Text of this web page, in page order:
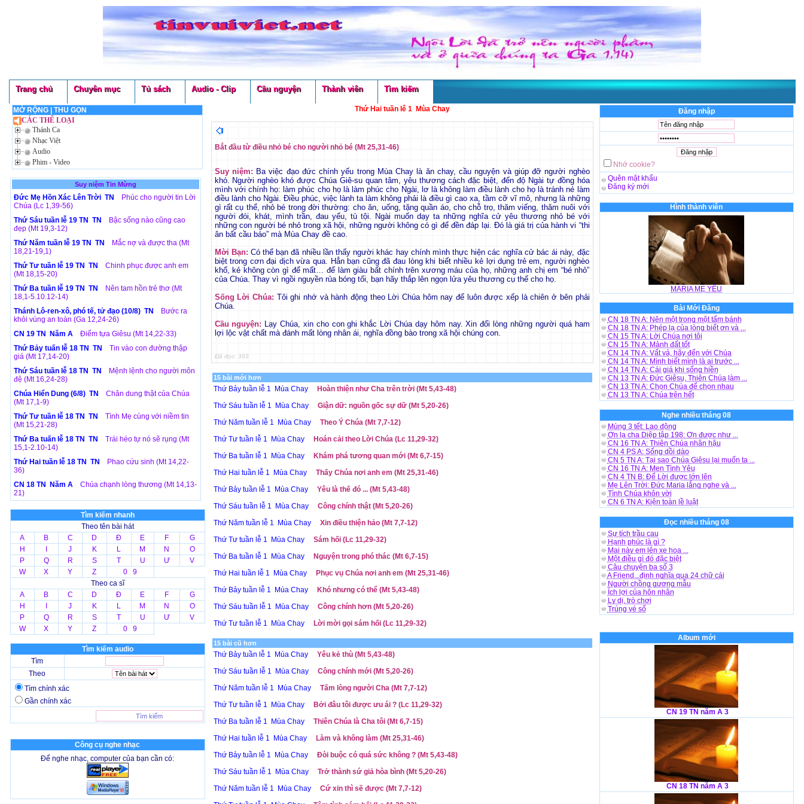
Trang chủ Chuyên mục Tủ sách Audio - Clip Cầu nguyện Thành viên Tìm kiếm
MỞ RỘNG
THU GỌN
CÁC THỂ LOẠI
Thánh Ca
Nhạc Việt
Audio
Phim - Video
Suy niệm Tin Mừng
Đức Mẹ Hồn Xác Lên Trời TN
Phúc cho người tin Lời
Chúa (Lc 1,39-56)
Thứ Sáu tuần lễ 19 TN TN
Bậc sống nào cũng cao
đẹp (Mt 19,3-12)
Thứ Năm tuần lễ 19 TN TN
Mắc nợ và được tha (Mt
18,21-19,1)
Thứ Tư tuần lễ 19 TN TN
Chinh phục được anh em
(Mt 18,15-20)
Thứ Ba tuần lễ 19 TN TN
Nên tam hồn trẻ thơ (Mt
18,1-5.10.12-14)
Thánh Lô-ren-xô, phó tế, tử đạo (10/8) TN
Bước ra
khỏi vùng an toàn (Ga 12,24-26)
CN 19 TN Năm A
Điểm tựa Giêsu (Mt 14,22-33)
Thứ Bảy tuấn lễ 18 TN TN
Tin vào con đường thập
giá (Mt 17,14-20)
Thứ Sáu tuần lễ 18 TN TN
Mệnh lệnh cho người môn
đệ (Mt 16,24-28)
Chúa Hiển Dung (6/8) TN
Chân dung thật của Chúa
(Mt 17,1-9)
Thứ Tư tuần lễ 18 TN TN
Tình Mẹ cùng với niềm tin
(Mt 15,21-28)
Thứ Ba tuấn lễ 18 TN TN
Trái héo tự nó sẽ rụng (Mt
15,1-2.10-14)
Thứ Hai tuần lễ 18 TN TN
Phao cứu sinh (Mt 14,22-
36)
CN 18 TN Năm A
Chúa chạnh lòng thương (Mt 14,13-
21)
Tìm kiếm nhanh
Theo tên bài hát
A
B C D Đ E F
G
H
J K L M N
O
P
Q R S T U Ư
V
W
X Y Z
0 9
Theo ca sĩ
A
B C D Đ E F
G
H
J K L M N
O
P
Q R S T U Ư
V
W
X Y Z 0 9
Tìm kiếm audio
Tìm
Theo
Tìm chính xác
Gần chính xác
Công cụ nghe nhạc
Để nghe nhạc, computer của bạn cần có:
Thứ Hai tuần lễ 1 Mùa Chay
Bắt đầu từ điều nhỏ bé cho người nhỏ bé (Mt 25,31-46)
Suy niệm:Ba việc đạo đức chính yếu trong Mùa Chay là ăn chay, cầu nguyện và giúp đỡ người nghèo
khó. Người nghèo khó được Chúa Giê-su quan tâm, yêu thương cách đặc biệt, đến độ Ngài tự đồng hóa
mình với chính họ: làm phúc cho họ là làm phúc cho Ngài, lơ là không làm điều lành cho họ là tránh né làm
điều lành cho Ngài. Điều phúc, việc lành ta làm không phải là điều gì cao xa, tầm cỡ vĩ mô, nhưng là những
gì rất cụ thể, nhỏ bé trong đời thường: cho ăn, uống, tặng quần áo, cho chỗ trọ, thăm viếng, thăm nuôi với
người đói, khát, mình trần, đau yếu, tù tội. Ngài muốn dạy ta những nghĩa cử yêu thương nhỏ bé với
những con người bé nhỏ trong xã hội, những người không có gì để đền đáp lại. Đó là giá trị của hành vi “thi
ân bất cầu báo” mà Mùa Chay đề cao.
Mời Bạn: Có thể bạn đã nhiều lần thấy người khác hay chính mình thực hiện các nghĩa cử bác ái này, đặc
biệt trong cơn đại dịch vừa qua. Hẳn bạn cũng đã đau lòng khi biết nhiều kẻ lợi dụng trẻ em, người nghèo
khổ, kẻ không còn gì để mất… để làm giàu bất chính trên xương máu của họ, những anh chị em “bé nhỏ”
của Chúa. Thay vì ngồi nguyền rủa bóng tối, bạn hãy thắp lên ngọn lửa yêu thương cụ thể cho họ.
Sống Lời Chúa: Tôi ghi nhớ và hành động theo Lời Chúa hôm nay để luôn được xếp là chiên ở bên phải
Chúa.
Cầu nguyện: Lạy Chúa, xin cho con ghi khắc Lời Chúa dạy hôm nay. Xin đổi lòng những người quá ham
lợi lộc vật chất mà đánh mất lòng nhân ái, nghĩa đồng bào trong xã hội chúng con.
Đã đọc: 393
15 bài mới hơn
Thứ Bảy tuần lễ 1 Mùa Chay
Hoàn thiện như Cha trên trời (Mt 5,43-48)
Thứ Sáu tuần lễ 1 Mùa Chay
Giận dữ: nguồn gốc sự dữ (Mt 5,20-26)
Thứ Năm tuần lễ 1 Mùa Chay
Theo Ý Chúa (Mt 7,7-12)
Thứ Tư tuần lễ 1 Mùa Chay
Hoán cải theo Lời Chúa (Lc 11,29-32)
Thứ Ba tuần lễ 1 Mùa Chay
Khám phá tương quan mới (Mt 6,7-15)
Thứ Hai tuần lễ 1 Mùa Chay
Thấy Chúa nơi anh em (Mt 25,31-46)
Thứ Bảy tuần lễ 1 Mùa Chay
Yêu là thế đó ... (Mt 5,43-48)
Thứ Sáu tuần lễ 1 Mùa Chay
Công chính thật (Mt 5,20-26)
Thứ Năm tuần lễ 1 Mùa Chay
Xin điều thiện hảo (Mt 7,7-12)
Thứ Tư tuần lễ 1 Mùa Chay
Sám hối (Lc 11,29-32)
Thứ Ba tuần lễ 1 Mùa Chay
Nguyện trong phó thác (Mt 6,7-15)
Thứ Hai tuần lễ 1 Mùa Chay
Phục vụ Chúa nơi anh em (Mt 25,31-46)
Thứ Bảy tuần lễ 1 Mùa Chay
Khó nhưng có thể (Mt 5,43-48)
Thứ Sáu tuần lễ 1 Mùa Chay
Công chính hơn (Mt 5,20-26)
Thứ Tư tuần lễ 1 Mùa Chay
Lời mời gọi sám hối (Lc 11,29-32)
15 bài cũ hơn
Thứ Bảy tuần lễ 1 Mùa Chay
Yêu kẻ thù (Mt 5,43-48)
Thứ Sáu tuần lễ 1 Mùa Chay
Công chính mới (Mt 5,20-26)
Thứ Năm tuần lễ 1 Mùa Chay
Tấm lòng người Cha (Mt 7,7-12)
Thứ Tư tuần lễ 1 Mùa Chay
Bởi đâu tôi được ưu ái ? (Lc 11,29-32)
Thứ Ba tuần lễ 1 Mùa Chay
Thiên Chúa là Cha tôi (Mt 6,7-15)
Thứ Hai tuần lễ 1 Mùa Chay
Làm và không làm (Mt 25,31-46)
Thứ Bảy tuần lễ 1 Mùa Chay
Đòi buộc có quá sức không ? (Mt 5,43-48)
Thứ Sáu tuần lễ 1 Mùa Chay
Trở thành sứ giả hòa bình (Mt 5,20-26)
Thứ Năm tuần lễ 1 Mùa Chay
Cứ xin thì sẽ được (Mt 7,7-12)
Đăng nhập
Nhớ cookie?
Quên mật khẩu
Đăng ký mới
Hình thành viên
MARIA MẸ YÊU
Bài Mới Đăng
CN 18 TN A: Nên một trong một tấm bánh
CN 18 TN A: Phép lạ của lòng biết ơn và ...
CN 15 TN A: Lời Chúa nơi tôi
CN 15 TN A: Mảnh đất tốt
CN 14 TN A: Vất vả, hãy đến với Chúa
CN 14 TN A: Mình biết mình là ai trước ...
CN 14 TN A: Cái giá khi sống hiền
CN 13 TN A: Đức Giêsu, Thiên Chúa làm ...
CN 13 TN A: Chọn Chúa để chọn nhau
CN 13 TN A: Chúa trên hết
Nghe nhiều tháng 08
Mùng 3 tết: Lao động
Ơn lạ cha Diệp tập 198: Ơn được như ...
CN 16 TN A: Thiên Chúa nhân hậu
CN 4 PS A: Sống dồi dào
CN 5 TN A: Tại sao Chúa Giêsu lại muốn ta ...
CN 16 TN A: Men Tình Yêu
CN 4 TN B: Để Lời được lớn lên
Mẹ Lên Trời: Đức Maria lắng nghe và ...
Tình Chúa khôn vời
CN 6 TN A: Kiện toàn lề luật
Đọc nhiều tháng 08
Sự tích trầu cau
Hạnh phúc là gì ?
Mai này em lên xe hoa ...
Một điều gì đó đặc biệt
Câu chuyện ba số 3
A Friend...định nghĩa qua 24 chữ cái
Người chồng gương mẫu
Ích lợi của hôn nhân
Ly dị, trò chơi
Trúng vé số
Album mới
CN 19 TN năm A 3
CN 18 TN năm A 3